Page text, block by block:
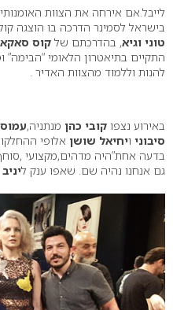
לייבל.אם אירחה את הצוות
בישראל לסמינר הדרכה בו הוצגה
טוני וגיא, בהדרכתם של קוס
להנות וללמוד מהצוות האדיר .
באירוע נצפו קובי כהן מנתניה,
סיבוני ויחיאל שושן אלופי
בדעה אחת”היה מדהים,מקצועי
גם אנחנו נהיה שם. שאפו ענק ל